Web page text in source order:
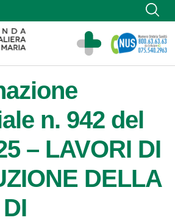
Maria di Terni
n. 942 del
– LAVORI DI
DELLA